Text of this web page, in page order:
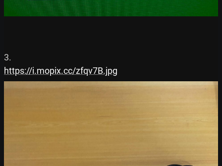
https://i.mopix.cc/zfqv7B.jpg